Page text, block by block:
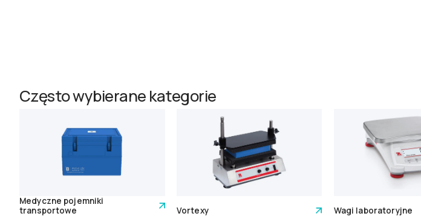
Często wybierane kategorie
Medyczne pojemniki
transportowe
Vortexy Wagi laboratoryjne